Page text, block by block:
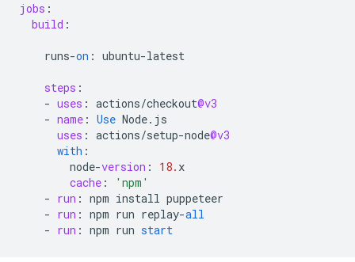
jobs :
build :
runs-on : ubuntu-latest
steps :
- uses : actions/checkout@v3
- name : Use Node. js
uses : actions/setup-node@v3
with :
node-version : 18. x
cache :
'npm'
- run : npm install puppeteer
- run : npm run replay-all
- run : npm run start